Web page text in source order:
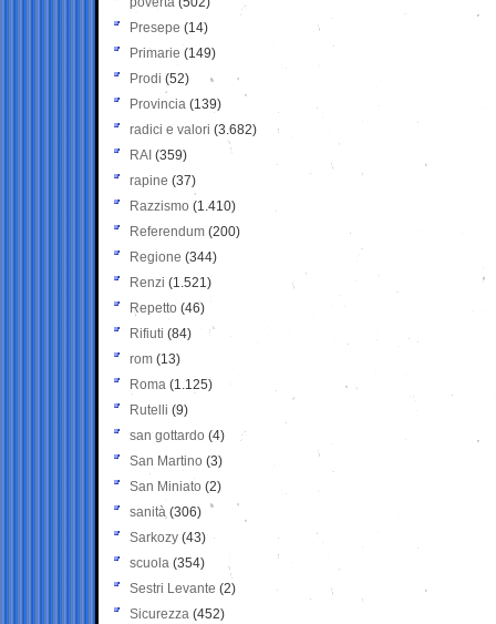
Presepe (14)
Primarie (149)
Prodi (52)
Provincia (139)
radici e valori (3.682)
RAI (359)
rapine (37)
Razzismo (1.410)
Referendum (200)
Regione (344)
Renzi (1.521)
Repetto (46)
Rifiuti (84)
rom (13)
Roma (1.125)
Rutelli (9)
san gottardo (4)
San Martino (3)
San Miniato (2)
sanità (306)
Sarkozy (43)
scuola (354)
Sestri Levante (2)
Sicurezza (452)